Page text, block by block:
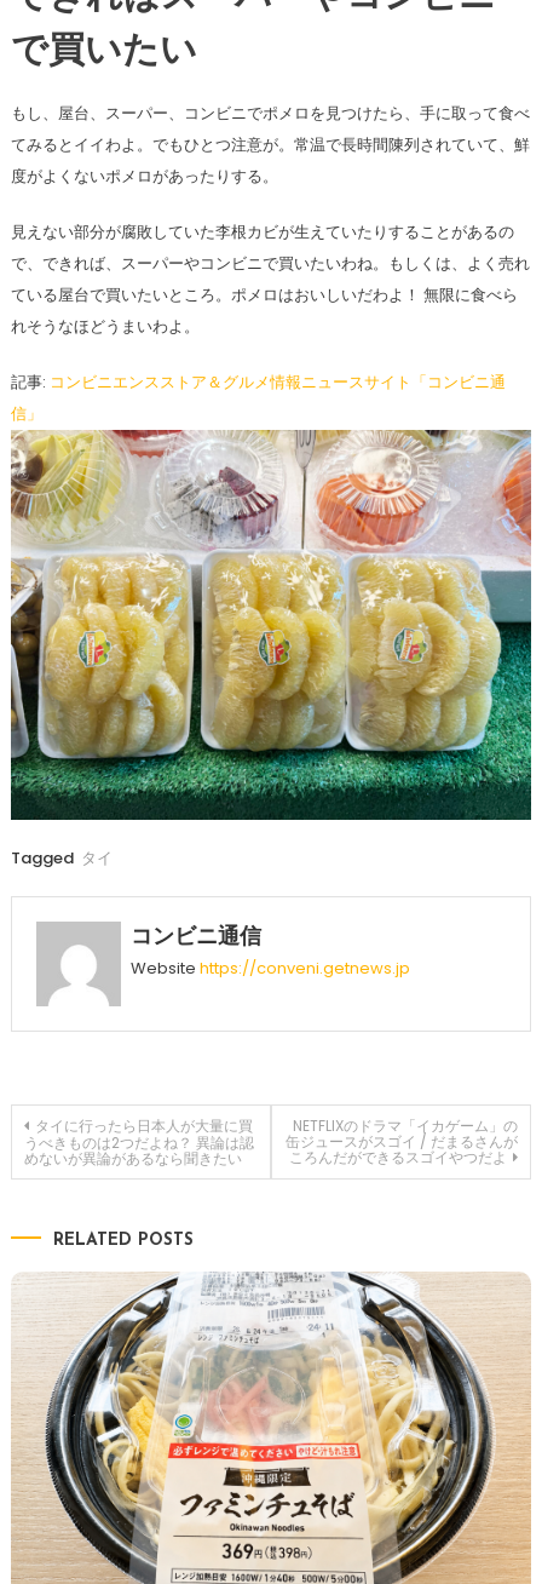
で買いたい
もし、屋台、スーパー、コンビニでポメロを見つけたら、手に取って食べ
てみるとイイわよ。でもひとつ注意が。常温で長時間陳列されていて、鮮
度がよくないポメロがあったりする。
見えない部分が腐敗していた李根カビが生えていたりすることがあるの
で、できれば、スーパーやコンビニで買いたいわね。もしくは、よく売れ
ている屋台で買いたいところ。ポメロはおいしいだわよ！ 無限に食べら
れそうなほどうまいわよ。
記事: コンビニエンスストア＆グルメ情報ニュースサイト「コンビニ通
信」
Tagged タイ
コンビニ通信
Website https://conveni.getnews.jp
投
稿
ナ
ビ
ゲ
ー
シ
ョ
ン
タイに行ったら日本人が大量に買
うべきものは2つだよね？ 異論は認
めないが異論があるなら聞きたい
NETFLIXのドラマ「イカゲーム」の
缶ジュースがスゴイ / だまるさんが
ころんだができるスゴイやつだよ
RELATED POSTS